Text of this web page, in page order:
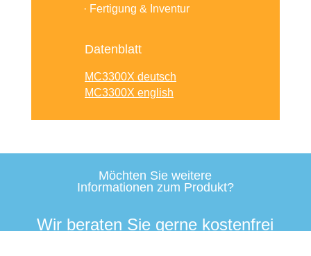
· Fertigung & Inventur
Datenblatt
MC3300X deutsch
MC3300X english
Möchten Sie weitere
Informationen zum Produkt?
Wir beraten Sie gerne kostenfrei